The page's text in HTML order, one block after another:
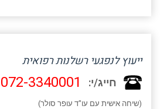
ייעוץ לנפגעי רשלנות רפואית
חייג/י: 072-3340001
(שיחה אישית עם עו"ד עופר סולר)